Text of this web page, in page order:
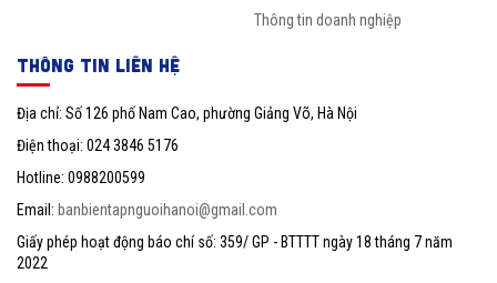
Thông tin doanh nghiệp
THÔNG TIN LIÊN HỆ
Địa chỉ: Số 126 phố Nam Cao, phường Giảng Võ, Hà Nội
Điện thoại: 024 3846 5176
Hotline: 0988200599
Email: banbientapnguoihanoi@gmail.com
Giấy phép hoạt động báo chí số: 359/ GP - BTTTT ngày 18 tháng 7 năm
2022